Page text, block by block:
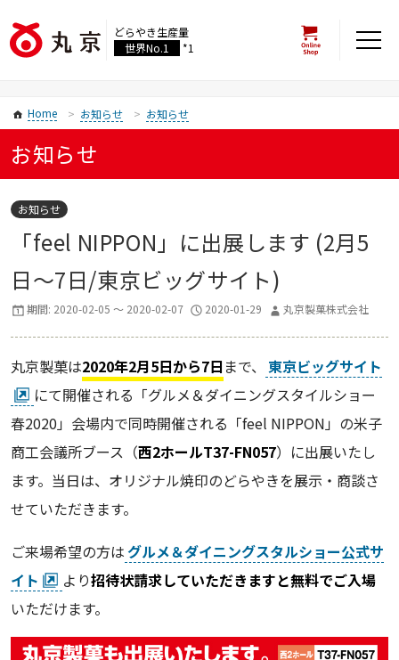
どらやき生産量
世界No.1
*1
Home お知らせ お知らせ
お知らせ
お知らせ
「feel NIPPON」に出展します (2月5
日～7日/東京ビッグサイト)
期間: 2020-02-05 ～ 2020-02-07 2020-01-29 丸京製菓株式会社
丸京製菓は2020年2月5日から7日 まで、
東京ビッグサイト
にて開催される「グルメ＆ダイニングスタイルショー
春2020」会場内で同時開催される「feel NIPPON」の米子
商工会議所ブース（西2ホールT37-FN057）に出展いたし
ます。当日は、オリジナル焼印のどらやきを展示・商談さ
せていただきます。
ご来場希望の方はグルメ＆ダイニングスタルショー公式サ
イト
より招待状請求していただきますと無料でご入場
いただけます。